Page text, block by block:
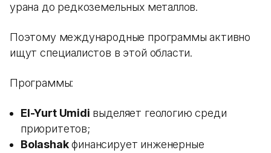
урана до редкоземельных металлов.
Поэтому международные программы активно
ищут специалистов в этой области.
Программы:
El-Yurt Umidi выделяет геологию среди
приоритетов;
Bolashakфинансирует инженерные